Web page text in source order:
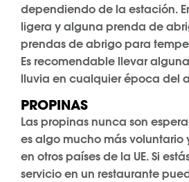
dependiendo de la estación.
ligera y alguna prenda de
prendas de abrigo para
Es recomendable llevar
lluvia en cualquier época del
PROPINAS
Las propinas nunca son
es algo mucho más voluntario
en otros países de la UE. Si
servicio en un restaurante